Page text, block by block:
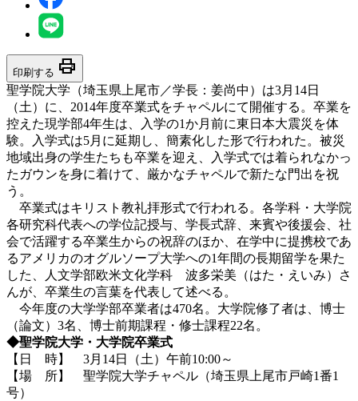
印刷する print
聖学院大学（埼玉県上尾市／学長：姜尚中）は3月14日
（土）に、2014年度卒業式をチャペルにて開催する。卒業を
控えた現学部4年生は、入学の1か月前に東日本大震災を体
験。入学式は5月に延期し、簡素化した形で行われた。被災
地域出身の学生たちも卒業を迎え、入学式では着られなかっ
たガウンを身に着けて、厳かなチャペルで新たな門出を祝
う。
卒業式はキリスト教礼拝形式で行われる。各学科・大学院
各研究科代表への学位記授与、学長式辞、来賓や後援会、社
会で活躍する卒業生からの祝辞のほか、在学中に提携校であ
るアメリカのオグルソープ大学への1年間の長期留学を果た
した、人文学部欧米文化学科 波多栄美（はた・えいみ）さ
んが、卒業生の言葉を代表して述べる。
今年度の大学学部卒業者は470名。大学院修了者は、博士
（論文）3名、博士前期課程・修士課程22名。
◆聖学院大学・大学院卒業式
【日 時】 3月14日（土）午前10:00～
【場 所】 聖学院大学チャペル（埼玉県上尾市戸崎1番1
号）